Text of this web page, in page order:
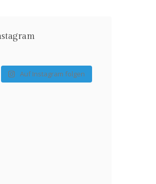
Auf Instagram folgen